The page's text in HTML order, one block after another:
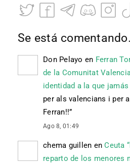
Se está
Don Pelayo en Ferran
de la Comunitat
identidad a la que jamás
per als valencians i per
Ferran!!”
Ago 8, 01:49
chema guillen enCeuta
reparto de los menores